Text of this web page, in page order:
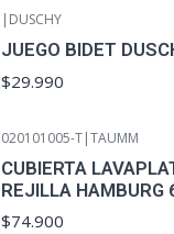
| DUSCHY
JUEGO BIDET
$29.990
020101005-T|TAUMM
CUBIERTA
REJILLA HAMBURG
$74.900